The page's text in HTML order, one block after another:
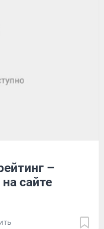
–
сайте